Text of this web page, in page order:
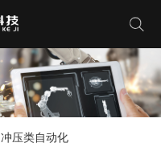
冲压类自动化